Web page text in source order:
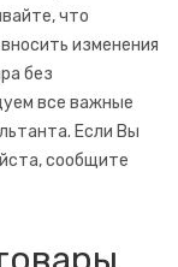
что
изменения
без
все важные
Если Вы
сообщите